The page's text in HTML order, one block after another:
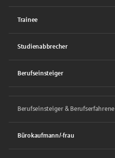
Trainee
Studienabbrecher
Berufseinsteiger
Berufseinsteiger & Berufserfahrene
Bürokaufmann/-frau